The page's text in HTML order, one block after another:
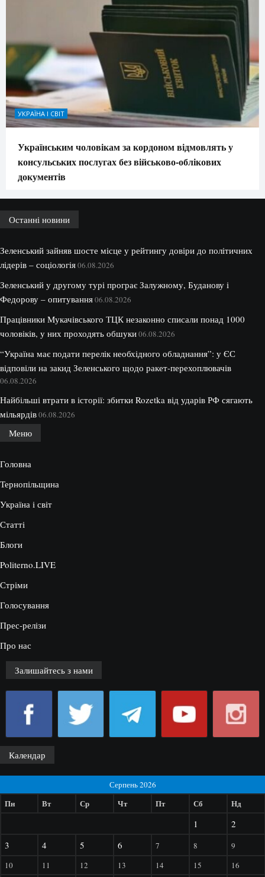
УКРАЇНА І СВІТ
Українським чоловікам за кордоном відмовлять у
консульських послугах без військово-облікових
документів
Останні новини
Зеленський зайняв шосте місце у рейтингу довіри до політичних
лідерів – соціологія06.08.2026
Зеленський у другому турі програє Залужному, Буданову і
Федорову – опитування06.08.2026
Працівники Мукачівського ТЦК незаконно списали понад 1000
чоловіків, у них проходять обшуки06.08.2026
“Україна має подати перелік необхідного обладнання”: у ЄС
відповіли на закид Зеленського щодо ракет-перехоплювачів
06.08.2026
Найбільші втрати в історії: збитки Rozetka від ударів РФ сягають
мільярдів06.08.2026
Меню
Головна
Тернопільщина
Україна і світ
Статті
Блоги
Politerno.LIVE
Стріми
Голосування
Прес-релізи
Про нас
Залишайтесь з нами
Календар
Серпень 2026
Пн Вт Ср Чт Пт Сб Нд
1
2
3
4 5 6 7 8
9
10
11 12 13 14 15 16